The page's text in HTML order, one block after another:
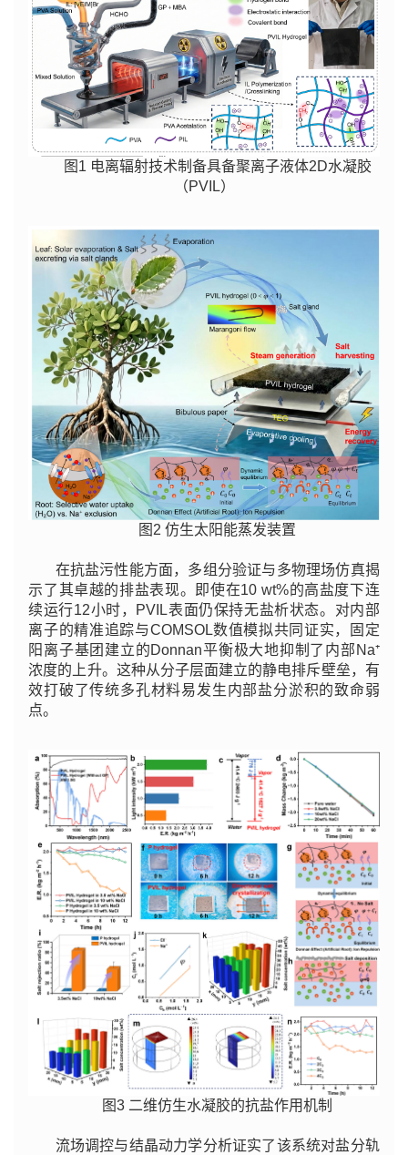
图1 电离辐射技术制备具备聚离子液体2D水凝胶
（PVIL）
图2 仿生太阳能蒸发装置
在抗盐污性能方面，多组分验证与多物理场仿真揭
示了其卓越的排盐表现。即使在10 wt%的高盐度下连
续运行12小时，PVIL表面仍保持无盐析状态。对内部
离子的精准追踪与COMSOL数值模拟共同证实，固定
阳离子基团建立的Donnan平衡极大地抑制了内部Na⁺
浓度的上升。这种从分子层面建立的静电排斥壁垒，有
效打破了传统多孔材料易发生内部盐分淤积的致命弱
点。
图3 二维仿生水凝胶的抗盐作用机制
流场调控与结晶动力学分析证实了该系统对盐分轨